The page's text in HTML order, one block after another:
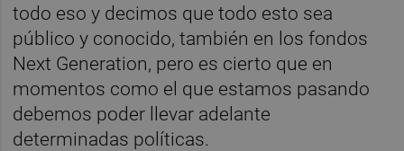
todo eso y decimos que todo esto sea
público y conocido, también en los fondos
Next Generation, pero es cierto que en
momentos como el que estamos pasando
debemos poder llevar adelante
determinadas políticas.